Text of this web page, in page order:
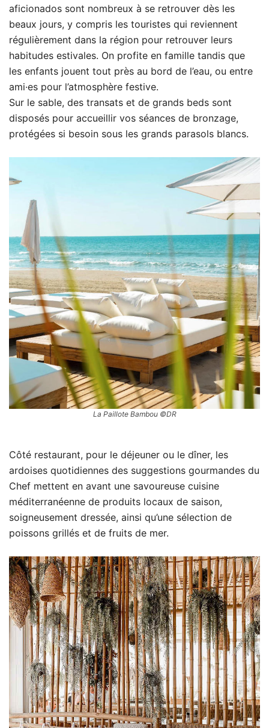
aficionados sont nombreux à se retrouver dès les
beaux jours, y compris les touristes qui reviennent
régulièrement dans la région pour retrouver leurs
habitudes estivales. On profite en famille tandis que
les enfants jouent tout près au bord de l’eau, ou entre
ami·es pour l’atmosphère festive.
Sur le sable, des transats et de grands beds sont
disposés pour accueillir vos séances de bronzage,
protégées si besoin sous les grands parasols blancs.
La Paillote Bambou ©DR
Côté restaurant, pour le déjeuner ou le dîner, les
ardoises quotidiennes des suggestions gourmandes du
Chef mettent en avant une savoureuse cuisine
méditerranéenne de produits locaux de saison,
soigneusement dressée, ainsi qu’une sélection de
poissons grillés et de fruits de mer.